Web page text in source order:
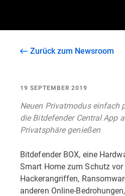
Zurück zum Newsroom
19 SEPTEMBER 2019
Neuen Privatmodus einfach
die Bitdefender Central App
Privatsphäre genießen
Bitdefender BOX, eine
Smart Home zum Schutz
Hackerangriffen,
anderen Online-